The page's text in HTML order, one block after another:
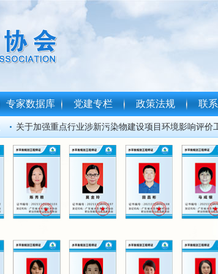
专家数据库 党建专栏 政策法规 联
中共中央、国务院印发《生态环境保护督察工作条例
关于加强重点行业涉新污染物建设项目环境影响评价
见
3月5日-7日广东水展“拍了拍”你，请收好这份最全参
广东省水处理技术协会
民营企业座谈会再次召开，习近平作出哪些重要部署
我协会受邀签订广东省“千会万企助力现代化产业体系
信及战略合作
明日精彩会议预告 | 工业同期会议议程抢先看！